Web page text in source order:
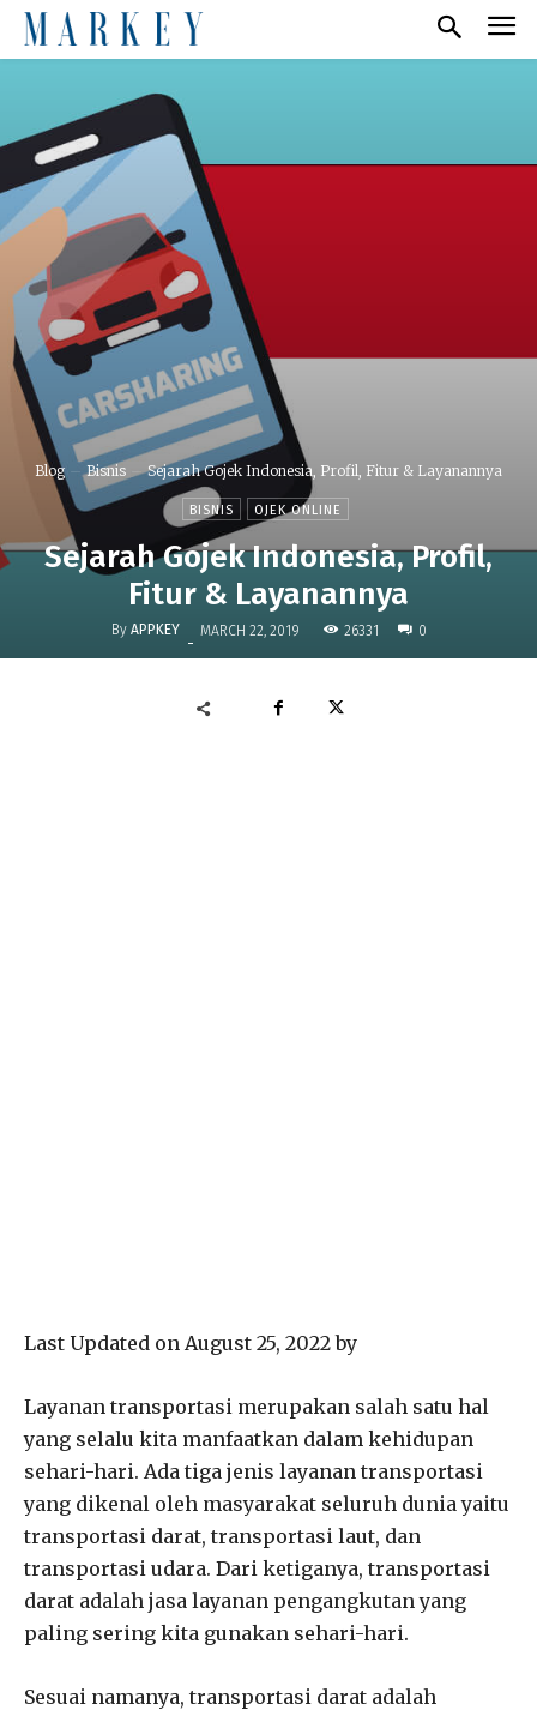
Blog Bisnis Sejarah Gojek Indonesia, Profil, Fitur & Layanannya
BISNIS OJEK ONLINE
Sejarah Gojek Indonesia, Profil,
Fitur & Layanannya
By APPKEY - MARCH 22, 2019 26331 0
Last Updated on August 25, 2022 by
Layanan transportasi merupakan salah satu hal
yang selalu kita manfaatkan dalam kehidupan
sehari-hari. Ada tiga jenis layanan transportasi
yang dikenal oleh masyarakat seluruh dunia yaitu
transportasi darat, transportasi laut, dan
transportasi udara. Dari ketiganya, transportasi
darat adalah jasa layanan pengangkutan yang
paling sering kita gunakan sehari-hari.
Sesuai namanya, transportasi darat adalah